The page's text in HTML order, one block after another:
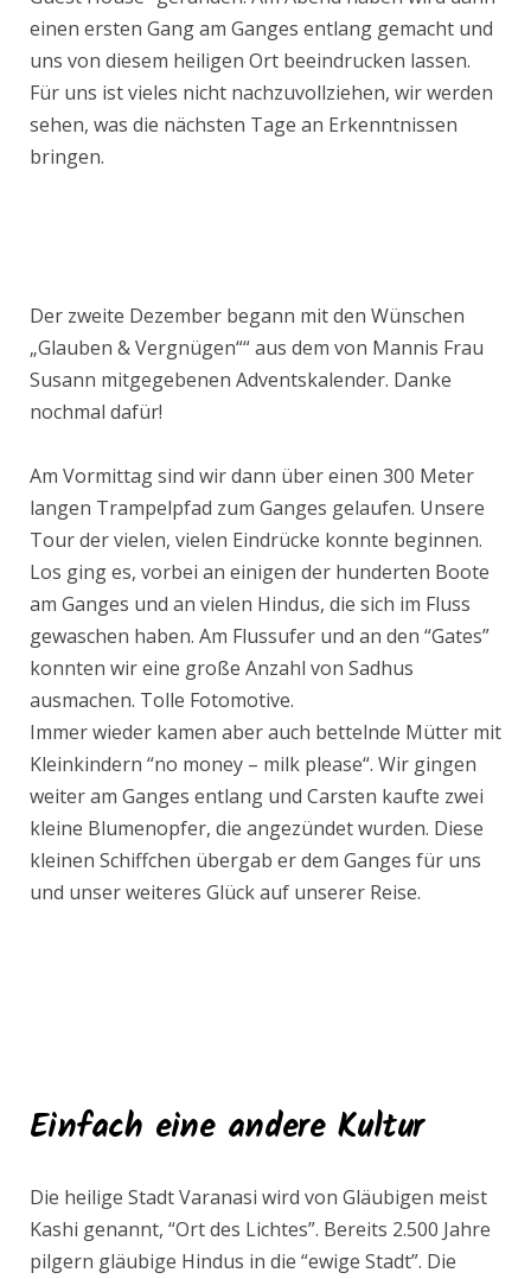
einen ersten Gang am Ganges entlang gemacht und
uns von diesem heiligen Ort beeindrucken lassen.
Für uns ist vieles nicht nachzuvollziehen, wir werden
sehen, was die nächsten Tage an Erkenntnissen
bringen.
Der zweite Dezember begann mit den Wünschen
„Glauben & Vergnügen““ aus dem von Mannis Frau
Susann mitgegebenen Adventskalender. Danke
nochmal dafür!
Am Vormittag sind wir dann über einen 300 Meter
langen Trampelpfad zum Ganges gelaufen. Unsere
Tour der vielen, vielen Eindrücke konnte beginnen.
Los ging es, vorbei an einigen der hunderten Boote
am Ganges und an vielen Hindus, die sich im Fluss
gewaschen haben. Am Flussufer und an den “Gates”
konnten wir eine große Anzahl von Sadhus
ausmachen. Tolle Fotomotive.
Immer wieder kamen aber auch bettelnde Mütter mit
Kleinkindern “no money – milk please“. Wir gingen
weiter am Ganges entlang und Carsten kaufte zwei
kleine Blumenopfer, die angezündet wurden. Diese
kleinen Schiffchen übergab er dem Ganges für uns
und unser weiteres Glück auf unserer Reise.
Einfach eine andere Kultur
Die heilige Stadt Varanasi wird von Gläubigen meist
Kashi genannt, “Ort des Lichtes”. Bereits 2.500 Jahre
pilgern gläubige Hindus in die “ewige Stadt”. Die